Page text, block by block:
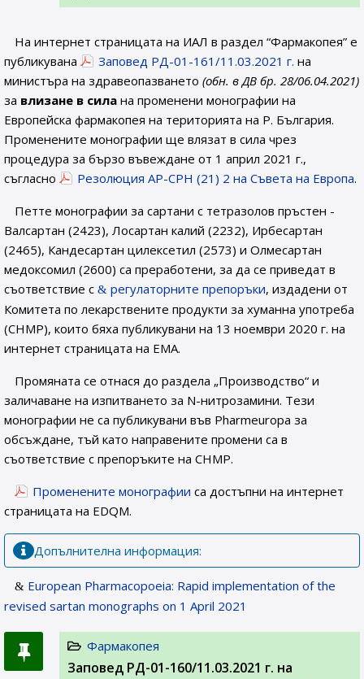
На интернет страницата на ИАЛ в раздел “Фармакопея” е
публикувана
Заповед РД-01-161/11.03.2021 г. на
министъра на здравеопазването (обн. в ДВ бр. 28/06.04.2021)
за влизане в сила на променени монографии на
Европейска фармакопея на територията на Р. България.
Променените монографии ще влязат в сила чрез
процедура за бързо въвеждане от 1 април 2021 г.,
съгласно
Резолюция AP-CPH (21) 2 на Съвета на Европа.
Петте монографии за сартани с тетразолов пръстен -
Валсартан (2423), Лосартан калий (2232), Ирбесартан
(2465), Кандесартан цилексетил (2573) и Олмесартан
медоксомил (2600) са преработени, за да се приведат в
съответствие с
регулаторните препоръки, издадени от
Комитета по лекарствените продукти за хуманна употреба
(CHMP), които бяха публикувани на 13 ноември 2020 г. на
интернет страницата на EMA.
Промяната се отнася до раздела „Производство“ и
заличаване на изпитването за N-нитрозамини. Тези
монографии не са публикувани във Pharmeuropa за
обсъждане, тъй като направените промени са в
съответствие с препоръките на CHMP.
Променените монографии са достъпни на интернет
страницата на EDQM.
Допълнителна информация:
European Pharmacopoeia: Rapid implementation of the
revised sartan monographs on 1 April 2021
Фармакопея
Заповед РД-01-160/11.03.2021 г. на